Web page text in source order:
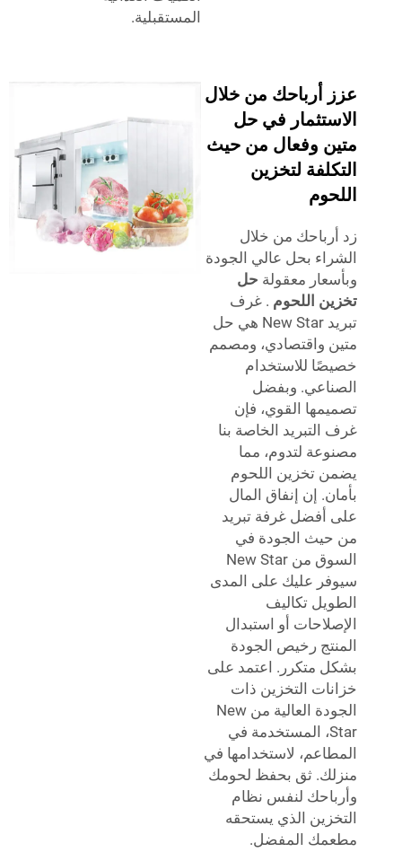
أرباحك من خلال
في حل
وفعال من حيث
لتخزين
من خلال
بحل عالي الجودة
معقولةحل
اللحوم . غرف
تبريد New Star هي حل
واقتصادي، ومصمم
للاستخدام
وبفضل
القوي، فإن
الخاصة بنا
لتدوم، مما
تخزين اللحوم
إن إنفاق المال
أفضل غرفة تبريد
الجودة في
السوق من New Star
عليك على المدى
تكاليف
أو استبدال
رخيص الجودة
متكرر. اعتمد على
التخزين ذات
الجودة العالية من New
Star، المستخدمة في
لاستخدامها في
ثق بحفظ لحومك
لنفس نظام
الذي يستحقه
المفضل.